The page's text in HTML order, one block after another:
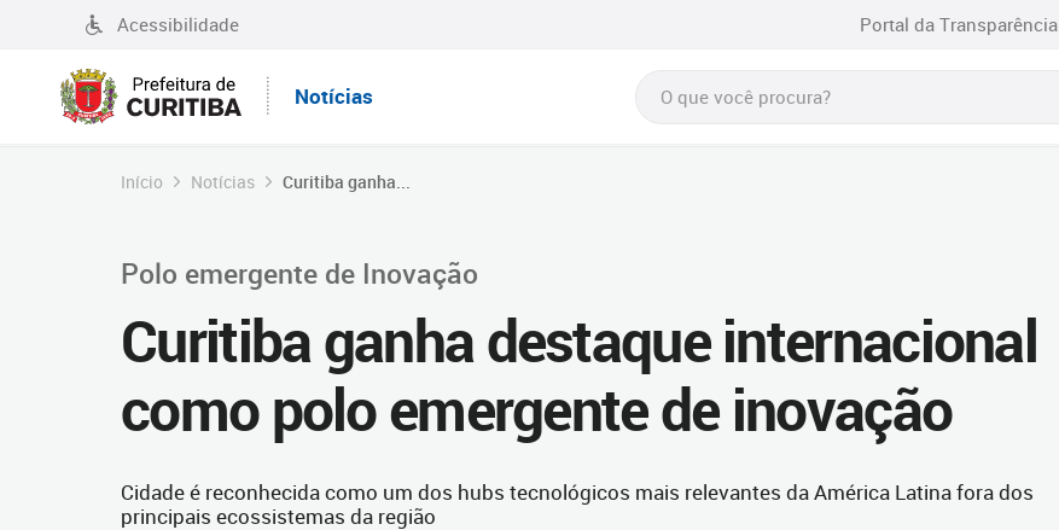
Acessibilidade Portal da Transparência
Notícias
Início Notícias Curitiba ganha...
Polo emergente de Inovação
Curitiba ganha destaque internacional
como polo emergente de inovação
Cidade é reconhecida como um dos hubs tecnológicos mais relevantes da América Latina fora dos
principais ecossistemas da região